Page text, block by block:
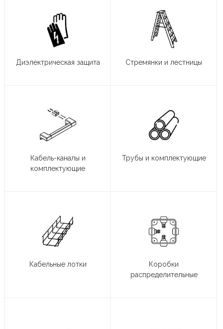
Диэлектрическая защита Стремянки и лестницы
Кабель-каналы и
комплектующие
Трубы и комплектующие
Кабельные лотки
Коробки
распределительные